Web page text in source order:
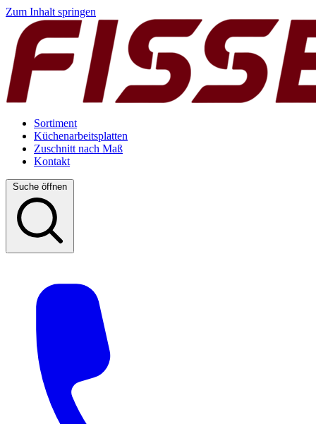
Zum Inhalt springen
Sortiment
Küchenarbeitsplatten
Zuschnitt nach Maß
Kontakt
Suche öffnen